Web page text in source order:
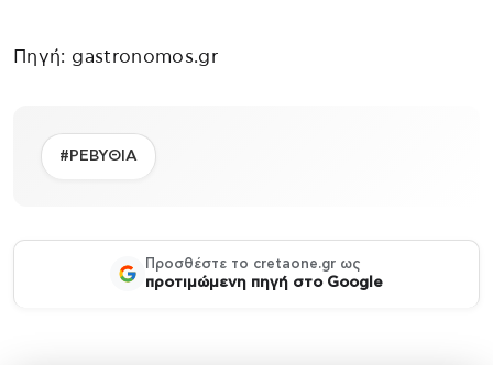
Πηγή: gastronomos.gr
#ΡΕΒΥΘΙΑ
Προσθέστε το cretaone.gr ως
προτιμώμενη πηγή στο Google